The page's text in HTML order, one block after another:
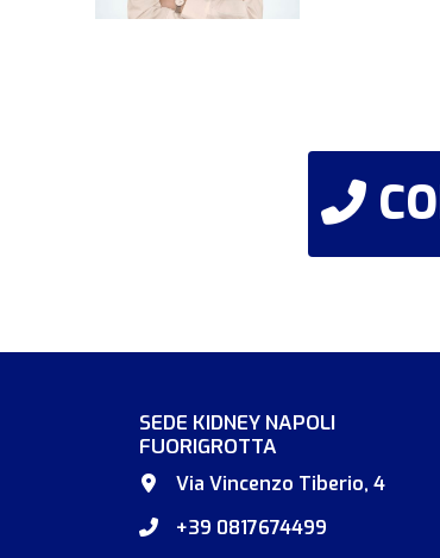
SEDE KIDNEY NAPOLI
FUORIGROTTA
Via Vincenzo Tiberio, 4
+39 0817674499